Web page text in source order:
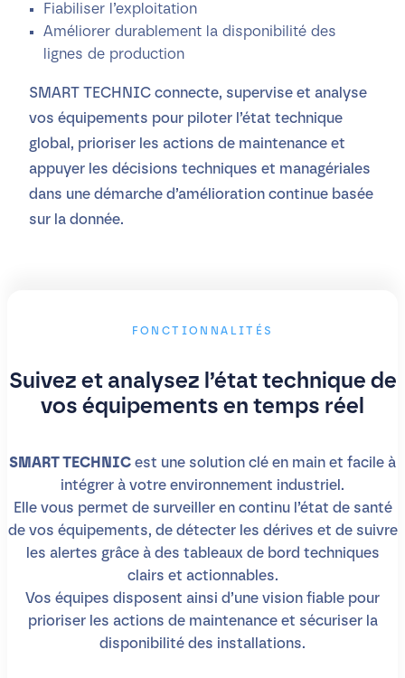
Fiabiliser l’exploitation
Améliorer durablement la disponibilité des
lignes de production
SMART TECHNIC connecte, supervise et analyse
vos équipements pour piloter l’état technique
global, prioriser les actions de maintenance et
appuyer les décisions techniques et managériales
dans une démarche d’amélioration continue basée
sur la donnée.
FONCTIONNALITÉS
Suivez et analysez l’état technique de
vos équipements en temps réel
SMART TECHNIC est une solution clé en main et facile à
intégrer à votre environnement industriel.
Elle vous permet de surveiller en continu l’état de santé
de vos équipements, de détecter les dérives et de suivre
les alertes grâce à des tableaux de bord techniques
clairs et actionnables.
Vos équipes disposent ainsi d’une vision fiable pour
prioriser les actions de maintenance et sécuriser la
disponibilité des installations.